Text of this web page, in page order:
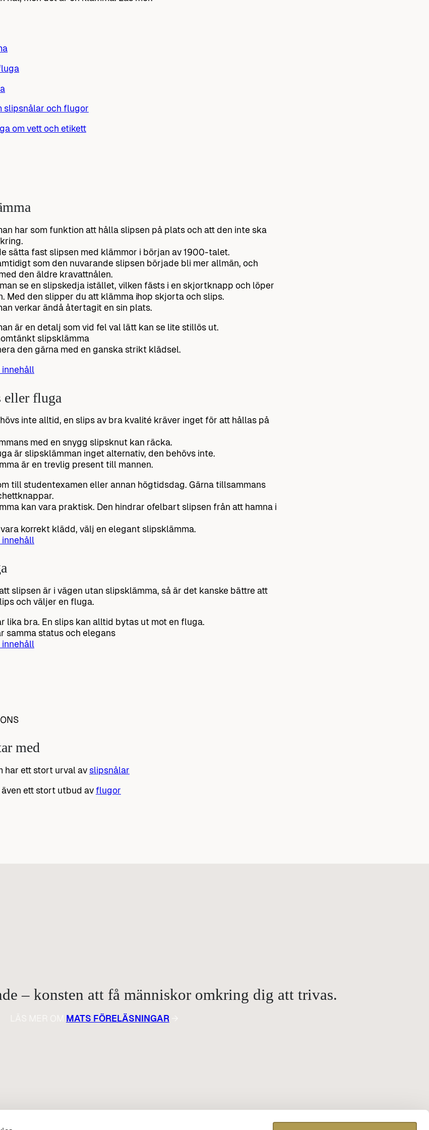
slipsnålar och flugor
om vett och etikett
har som funktion att hålla slipsen på plats och att den inte ska
sätta fast slipsen med klämmor i början av 1900-talet.
som den nuvarande slipsen började bli mer allmän, och
den äldre kravattnålen.
se en slipskedja istället, vilken fästs i en skjortknapp och löper
Med den slipper du att klämma ihop skjorta och slips.
verkar ändå återtagit en sin plats.
är en detalj som vid fel val lätt kan se lite stillös ut.
slipsklämma
den gärna med en ganska strikt klädsel.
eller fluga
inte alltid, en slips av bra kvalité kräver inget för att hållas på
med en snygg slipsknut kan räcka.
är slipsklämman inget alternativ, den behövs inte.
är en trevlig present till mannen.
till studentexamen eller annan högtidsdag. Gärna tillsammans
kan vara praktisk. Den hindrar ofelbart slipsen från att hamna i
korrekt klädd, välj en elegant slipsklämma.
slipsen är i vägen utan slipsklämma, så är det kanske bättre att
och väljer en fluga.
lika bra. En slips kan alltid bytas ut mot en fluga.
samma status och elegans
med
har ett stort urval av slipsnålar
även ett stort utbud av flugor
– konsten att få människor omkring dig att trivas.
MATS FÖRELÄSNINGAR